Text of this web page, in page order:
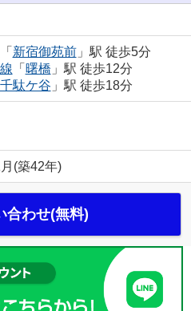
「 新宿御苑前」駅 徒歩5分
「 曙橋 」駅 徒歩12分
千駄ケ谷 」駅 徒歩18分
(築42年)
合わせ(無料)